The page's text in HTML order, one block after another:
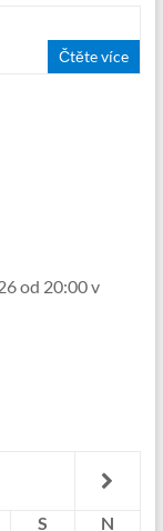
Čtěte více
od 20:00 v
S
N